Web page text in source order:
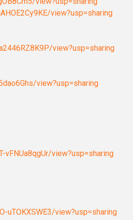
view?usp=sharing
view?usp=sharing
view?usp=sharing
view?usp=sharing
uTOKXSWE3/view?usp=sharing